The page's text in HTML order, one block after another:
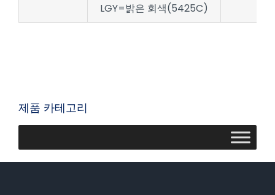
LGY=밝은 회색(5425C)
제품 카테고리